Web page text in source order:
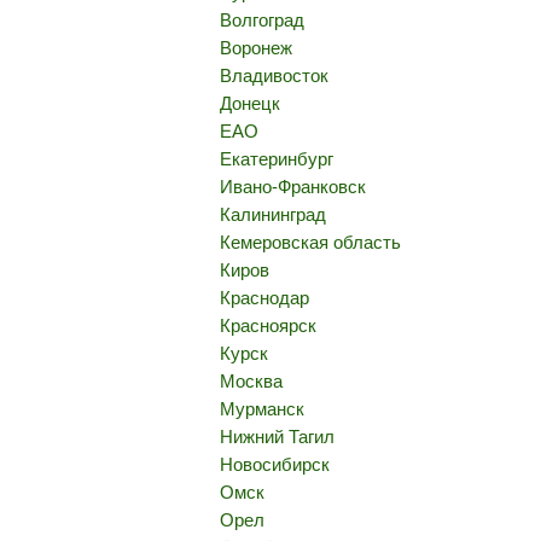
Волгоград
Воронеж
Владивосток
Донецк
ЕАО
Екатеринбург
Ивано-Франковск
Калининград
Кемеровская область
Киров
Краснодар
Красноярск
Курск
Москва
Мурманск
Нижний Тагил
Новосибирск
Омск
Орел